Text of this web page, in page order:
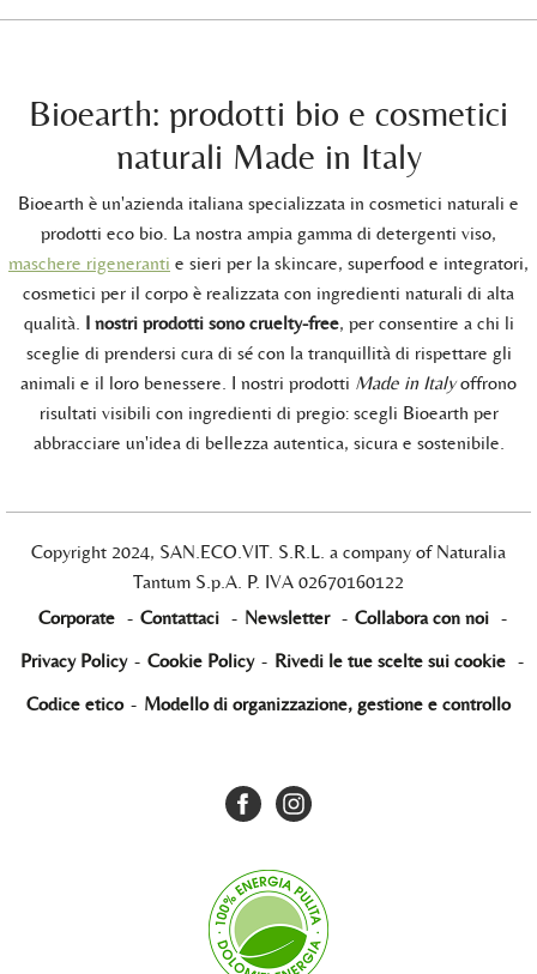
Bioearth: prodotti bio e cosmetici
naturali Made in Italy
Bioearth è un'azienda italiana specializzata in cosmetici naturali e
prodotti eco bio. La nostra ampia gamma di detergenti viso,
maschere rigeneranti e sieri per la skincare, superfood e integratori,
cosmetici per il corpo è realizzata con ingredienti naturali di alta
qualità. I nostri prodotti sono cruelty-free, per consentire a chi li
sceglie di prendersi cura di sé con la tranquillità di rispettare gli
animali e il loro benessere. I nostri prodotti Made in Italyoffrono
risultati visibili con ingredienti di pregio: scegli Bioearth per
abbracciare un'idea di bellezza autentica, sicura e sostenibile.
Copyright 2024, SAN.ECO.VIT. S.R.L. a company of Naturalia
Tantum S.p.A. P. IVA 02670160122
Corporate - Contattaci - Newsletter - Collabora con noi -
Privacy Policy - Cookie Policy - Rivedi le tue scelte sui cookie -
Codice etico - Modello di organizzazione, gestione e controllo